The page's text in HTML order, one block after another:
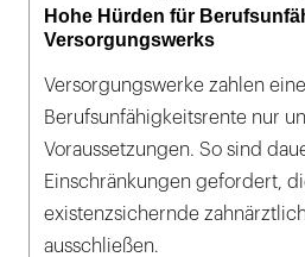
Hohe Hürden für
Versorgungswerks
Versorgungswerke zahlen eine
Berufsunfähigkeitsrente nur
Voraussetzungen. So sind
Einschränkungen gefordert,
existenzsichernde
ausschließen.